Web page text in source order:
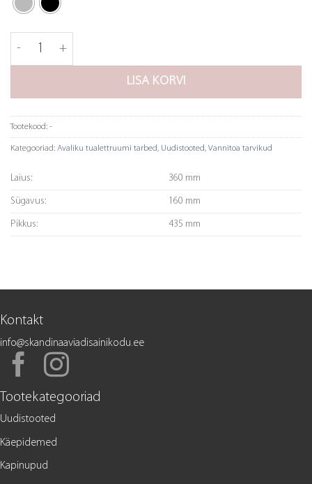
Prügikast Stay - 23L kogus
LISA KORVI
Tootekood: -
Kategooriad: Avaliku tualettruumi tarbed, Uudistooted, Vannitoa tarvikud
Laius: 360 mm
Sügavus: 160 mm
Pikkus: 435 mm
Kontakt
info@skandinaaviadisainikodu.ee
Tootekategooriad
Uudistooted
Käepidemed
Kapinupud